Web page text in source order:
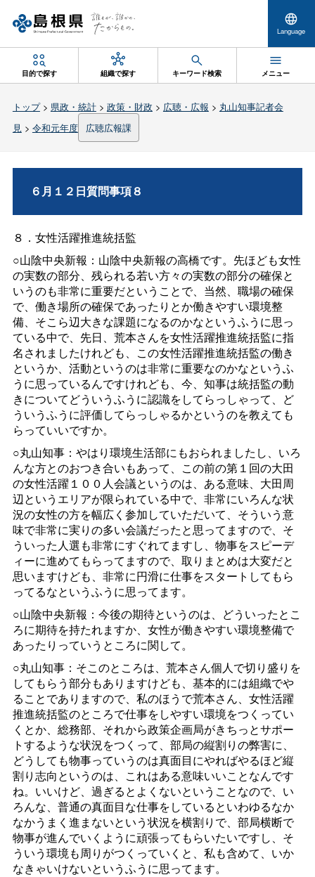
Language
目的で探す 組織で探す キーワード検索 メニュー
トップ> 県政・統計> 政策・財政 > 広聴・広報 > 丸山知事記者会
見> 令和元年度 広聴広報課
６月１２日質問事項８
８．女性活躍推進統括監
○山陰中央新報：山陰中央新報の高橋です。先ほども女性
の実数の部分、残られる若い方々の実数の部分の確保と
いうのも非常に重要だということで、当然、職場の確保
で、働き場所の確保であったりとか働きやすい環境整
備、そこら辺大きな課題になるのかなというふうに思っ
ている中で、先日、荒本さんを女性活躍推進統括監に指
名されましたけれども、この女性活躍推進統括監の働き
というか、活動というのは非常に重要なのかなというふ
うに思っているんですけれども、今、知事は統括監の動
きについてどういうふうに認識をしてらっしゃって、ど
ういうふうに評価してらっしゃるかというのを教えても
らっていいですか。
○丸山知事：やはり環境生活部にもおられましたし、いろ
んな方とのおつき合いもあって、この前の第１回の大田
の女性活躍１００人会議というのは、ある意味、大田周
辺というエリアが限られている中で、非常にいろんな状
況の女性の方を幅広く参加していただいて、そういう意
味で非常に実りの多い会議だったと思ってますので、そ
ういった人選も非常にすぐれてますし、物事をスピーデ
ィーに進めてもらってますので、取りまとめは大変だと
思いますけども、非常に円滑に仕事をスタートしてもら
ってるなというふうに思ってます。
○山陰中央新報：今後の期待というのは、どういったとこ
ろに期待を持たれますか、女性が働きやすい環境整備で
あったりっていうところに関して。
○丸山知事：そこのところは、荒本さん個人で切り盛りを
してもらう部分もありますけども、基本的には組織でや
ることでありますので、私のほうで荒本さん、女性活躍
推進統括監のところで仕事をしやすい環境をつくってい
くとか、総務部、それから政策企画局がきちっとサポー
トするような状況をつくって、部局の縦割りの弊害に、
どうしても物事っていうのは真面目にやればやるほど縦
割り志向というのは、これはある意味いいことなんです
ね。いいけど、過ぎるとよくないということなので、い
ろんな、普通の真面目な仕事をしているといわゆるなか
なかうまく進まないという状況を横割りで、部局横断で
物事が進んでいくように頑張ってもらいたいですし、そ
ういう環境も周りがつくっていくと、私も含めて、いか
なきゃいけないというふうに思ってます。